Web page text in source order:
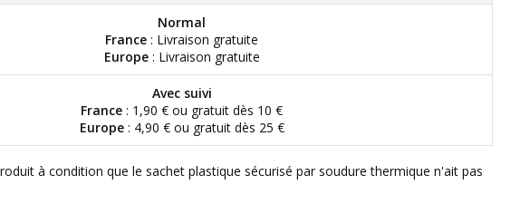
Normal
France : Livraison gratuite
Europe: Livraison gratuite
Avec suivi
France : 1,90 € ou gratuit dès 10 €
Europe: 4,90 € ou gratuit dès 25 €
à condition que le sachet plastique sécurisé par soudure thermique n'ait pas